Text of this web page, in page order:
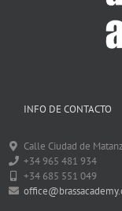
INFO DE CONTACTO
Calle Ciudad de
+34 965 481 934
+34 685 551 049